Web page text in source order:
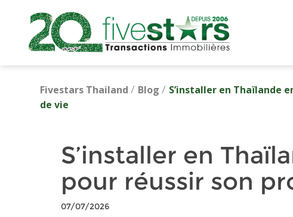
Fivestars Thailand / Blog / S’installer en Thaïlande
de vie
S’installer en
pour réussir son
07/07/2026